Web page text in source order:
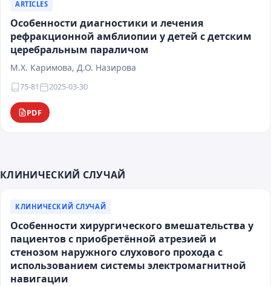
ARTICLES
Особенности диагностики и лечения
рефракционной амблиопии у детей с детским
церебральным параличом
М.Х. Каримова, Д.О. Назирова
75-81 2025-03-30
PDF
КЛИНИЧЕСКИЙ СЛУЧАЙ
КЛИНИЧЕСКИЙ СЛУЧАЙ
Особенности хирургического вмешательства у
пациентов с приобретённой атрезией и
стенозом наружного слухового прохода с
использованием системы электромагнитной
навигации